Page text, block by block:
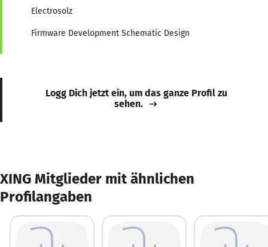
Electrosolz
Firmware Development Schematic Design
Logg Dich jetzt ein, um das ganze Profil zu
sehen.
XING Mitglieder mit ähnlichen
Profilangaben